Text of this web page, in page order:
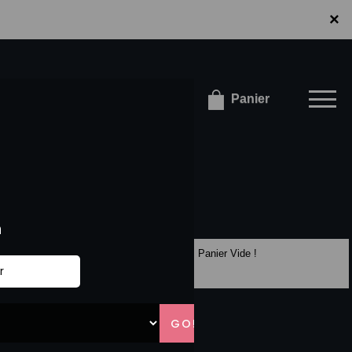
×
Panier
×
Panier Vide !